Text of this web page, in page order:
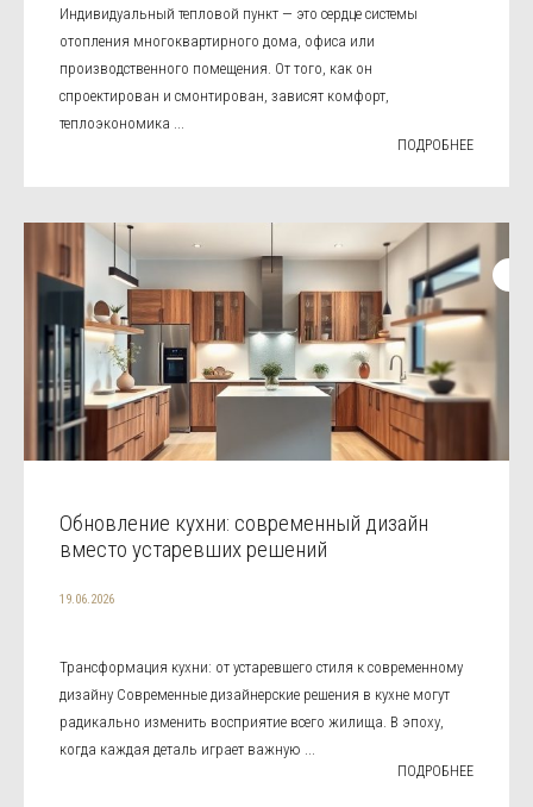
Индивидуальный тепловой пункт — это сердце системы
отопления многоквартирного дома, офиса или
производственного помещения. От того, как он
спроектирован и смонтирован, зависят комфорт,
теплоэкономика ...
ПОДРОБНЕЕ
Обновление кухни: современный дизайн
вместо устаревших решений
19.06.2026
Трансформация кухни: от устаревшего стиля к современному
дизайну Современные дизайнерские решения в кухне могут
радикально изменить восприятие всего жилища. В эпоху,
когда каждая деталь играет важную ...
ПОДРОБНЕЕ